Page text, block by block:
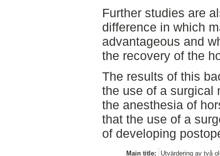
Further studies are
difference in which
advantageous and
the recovery of the
The results of this
the use of a surgical
the anesthesia of
that the use of a
of developing
Main title:
Utvärdering av två